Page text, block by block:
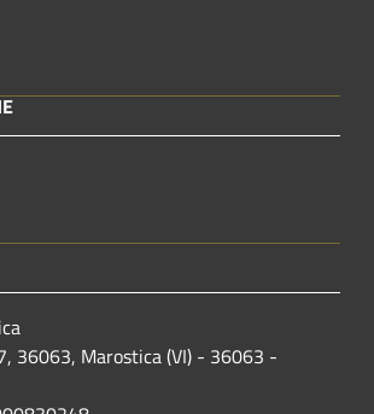
36063, Marostica (VI) - 36063 -